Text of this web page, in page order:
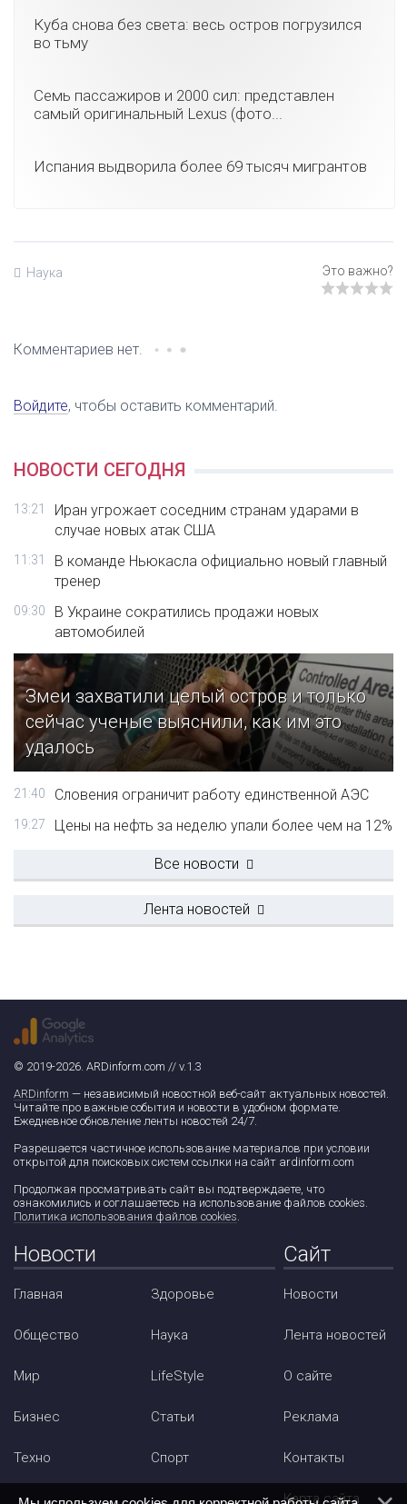
Куба снова без света: весь остров погрузился
во тьму
Семь пассажиров и 2000 сил: представлен
самый оригинальный Lexus (фото...
Испания выдворила более 69 тысяч мигрантов
Наука
Комментариев нет.
Войдите, чтобы оставить комментарий.
НОВОСТИ СЕГОДНЯ
13:21
Иран угрожает соседним странам ударами в
случае новых атак США
11:31
В команде Ньюкасла официально новый главный
тренер
09:30
В Украине сократились продажи новых
автомобилей
Змеи захватили целый остров и только
сейчас ученые выяснили, как им это
удалось
21:40 Словения ограничит работу единственной АЭС
19:27 Цены на нефть за неделю упали более чем на 12%
Все новости
Лента новостей
© 2019-2026. ARDinform.com // v.1.3
ARDinform — независимый новостной веб-сайт актуальных новостей.
Читайте про важные события и новости в удобном формате.
Ежедневное обновление ленты новостей 24/7.
Разрешается частичное использование материалов при условии
открытой для поисковых систем ссылки на сайт ardinform.com
Продолжая просматривать сайт вы подтверждаете, что
ознакомились и соглашаетесь на использование файлов cookies.
Политика использования файлов cookies.
Новости
Главная
Общество
Мир
Бизнес
Техно
Здоровье
Наука
LifeStyle
Статьи
Спорт
Сайт
Новости
Лента новостей
О сайте
Реклама
Контакты
Карта сайта